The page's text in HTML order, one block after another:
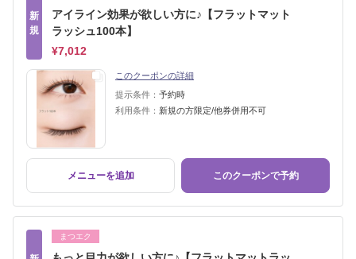
新
規
アイライン効果が欲しい方に♪【フラットマット
ラッシュ100本】
¥7,012
このクーポンの詳細
提示条件： 予約時
利用条件： 新規の方限定/他券併用不可
メニューを追加 このクーポンで予約
まつエク